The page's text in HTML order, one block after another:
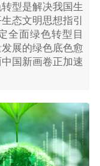
型是解决我国生
态文明思想指引
全面绿色转型目
展的绿色底色愈
国新画卷正加速